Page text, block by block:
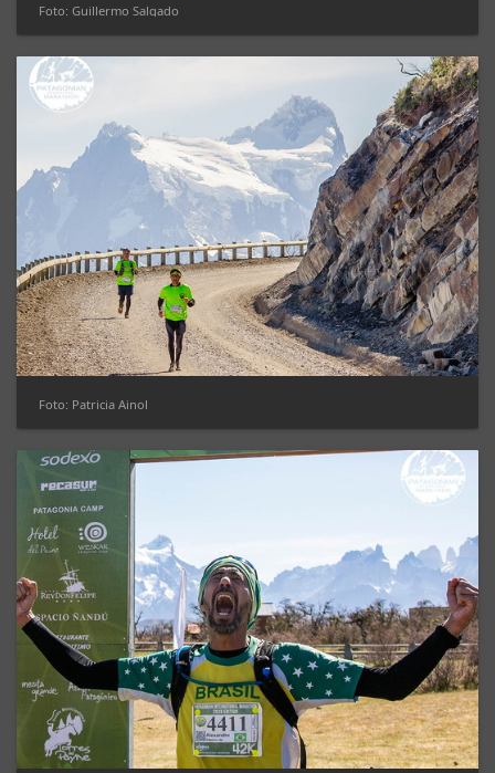
Foto: Guillermo Salgado
Foto: Patricia Ainol